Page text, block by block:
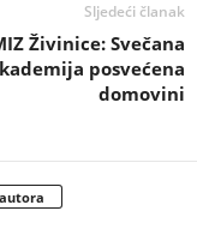
Sljedeći članak
Živinice: Svečana
posvećena
domovini